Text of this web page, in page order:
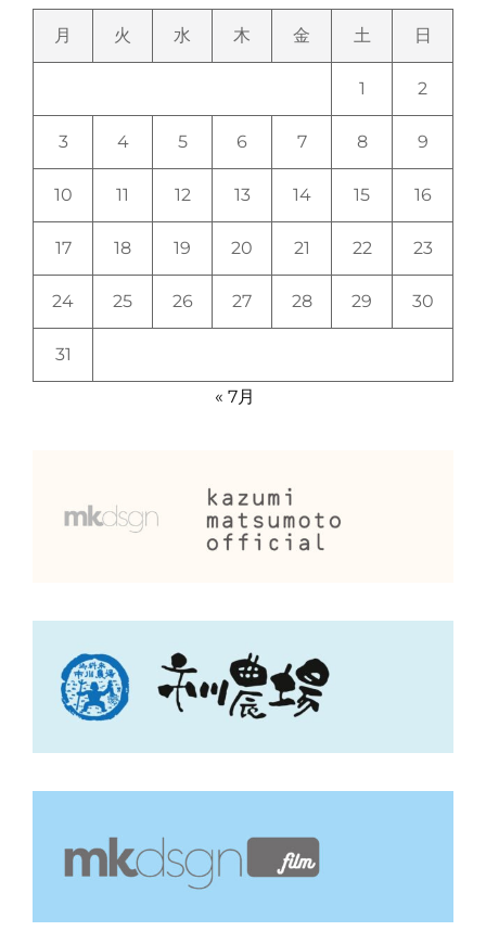
月 火 水 木 金 土 日
1 2
3 4 5 6 7 8 9
10 11 12 13 14 15 16
17 18 19 20 21 22 23
24 25 26 27 28 29 30
31
« 7月